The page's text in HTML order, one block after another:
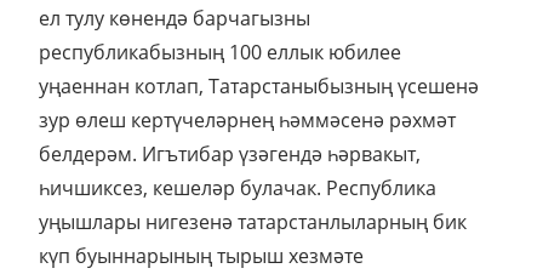
ел тулу көнендә барчагызны
республикабызның 100 еллык юбилее
уңаеннан котлап, Татарстаныбызның үсешенә
зур өлеш кертүчеләрнең һәммәсенә рәхмәт
белдерәм. Игътибар үзәгендә һәрвакыт,
һичшиксез, кешеләр булачак. Республика
уңышлары нигезенә татарстанлыларның бик
күп буыннарының тырыш хезмәте